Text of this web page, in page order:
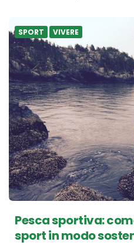
SPORT VIVERE
Pesca sportiva:
sport in modo